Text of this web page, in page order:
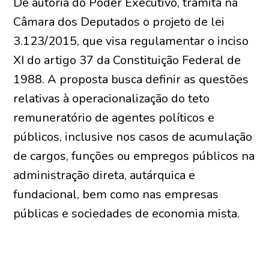
Câmara dos Deputados o projeto de lei
3.123/2015, que visa regulamentar o inciso
XI do artigo 37 da Constituição Federal de
1988. A proposta busca definir as questões
relativas à operacionalização do teto
remuneratório de agentes políticos e
públicos, inclusive nos casos de acumulação
de cargos, funções ou empregos públicos na
administração direta, autárquica e
fundacional, bem como nas empresas
públicas e sociedades de economia mista.